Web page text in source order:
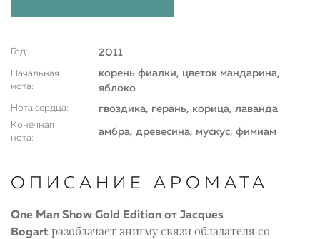
Год: 2011
Начальная
нота:
корень фиалки, цветок мандарина,
яблоко
Нота сердца: гвоздика, герань, корица, лаванда
Конечная
нота:
амбра, древесина, мускус, фимиам
ОПИСАНИЕ АРОМАТА
One Man Show Gold Edition от Jacques
Bogart разоблачает энигму связи обладателя со